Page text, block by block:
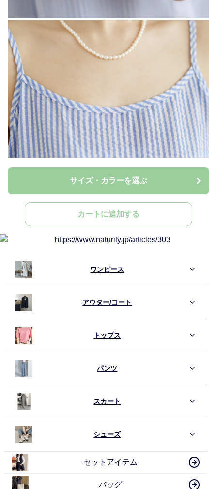
サイズ・カラーを選ぶ
カートに追加する
ワンピース
アウター/コート
トップス
パンツ
スカート
シューズ
セットアイテム
バッグ